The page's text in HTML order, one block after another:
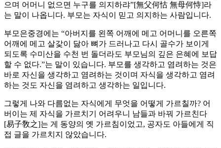
으며 어머니 없으면 누구를 의지하랴”[無父何怙 無母何恃]라
는 말이 나옵니다. 부모는 자식이 믿고 의지하는 사람입니다.
부모은중경에는 “아버지를 왼쪽 어깨에 메고 어머니를 오른쪽
어깨에 메고 살갗이 닳아 뼈가 드러나고 다시 골수가 보이게
되도록 수미산을 수천 번 돌더라도 부모님의 깊은 은혜에 보답
할 수 없다.”는 말이 있습니다. 부모를 생각하고 염려하는 것은
바로 자신을 생각하고 염려하는 것이며 자식을 생각하고 염려
하는 것도 자신을 염려하고 생각하는 일입니다.
그렇게 나와 다름없는 자식에게 무엇을 어떻게 가르칠까? 어
버이는 제 자식을 가르치기 어려우니 남들과 바꿔 가르친다
[易子敎之]는 게 동양의 옛 가르침이었고, 공자도 아들에게 직
접 글을 가르치지 않았습니다.